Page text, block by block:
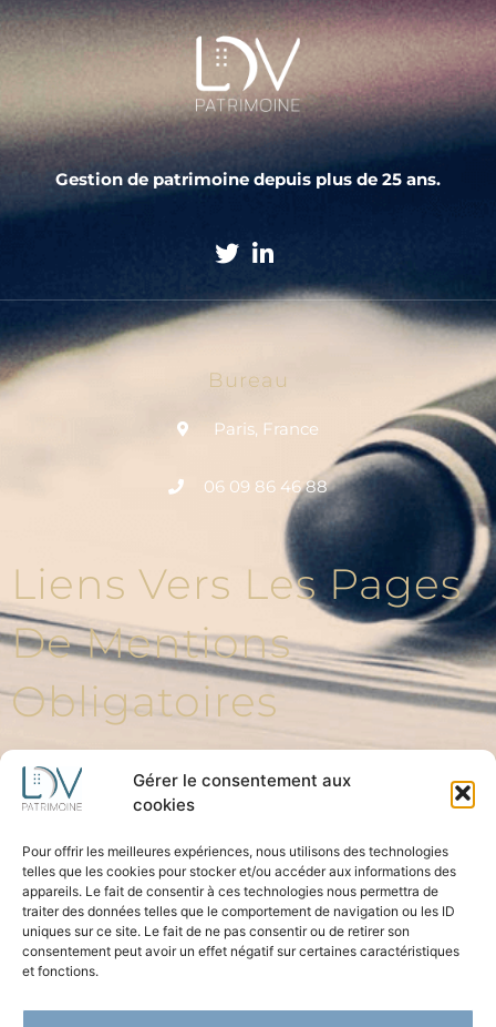
Gérer le consentement aux
cookies
Pour offrir les meilleures expériences, nous utilisons des technologies
telles que les cookies pour stocker et/ou accéder aux informations des
appareils. Le fait de consentir à ces technologies nous permettra de
traiter des données telles que le comportement de navigation ou les ID
uniques sur ce site. Le fait de ne pas consentir ou de retirer son
consentement peut avoir un effet négatif sur certaines caractéristiques
et fonctions.
Gestion de patrimoine depuis plus de 25 ans.
Bureau
Paris, France
06 09 86 46 88
Liens Vers Les Pages
De Mentions
Obligatoires
Professionnels Du
Conseil